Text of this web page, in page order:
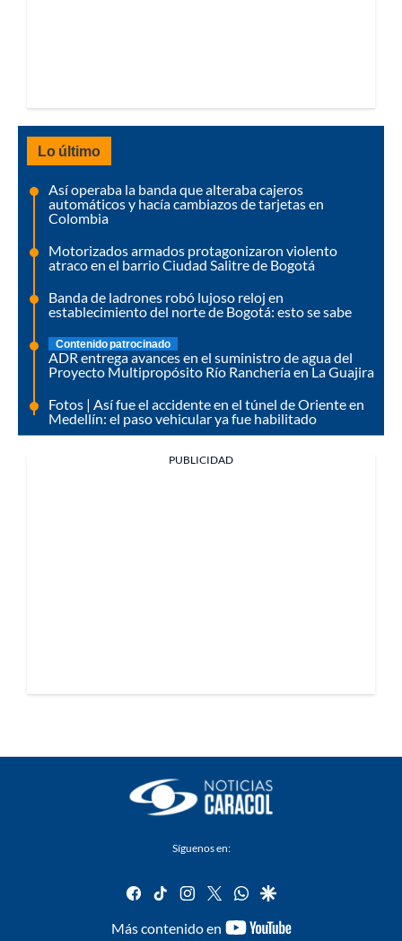
Lo último
Así operaba la banda que alteraba cajeros
automáticos y hacía cambiazos de tarjetas en
Colombia
Motorizados armados protagonizaron violento
atraco en el barrio Ciudad Salitre de Bogotá
Banda de ladrones robó lujoso reloj en
establecimiento del norte de Bogotá: esto se sabe
Contenido patrocinado
ADR entrega avances en el suministro de agua del
Proyecto Multipropósito Río Ranchería en La Guajira
Fotos | Así fue el accidente en el túnel de Oriente en
Medellín: el paso vehicular ya fue habilitado
PUBLICIDAD
Síguenos en:
facebook
tiktok instagram
twitterwhatsapp
google
Más contenido en
youtube-